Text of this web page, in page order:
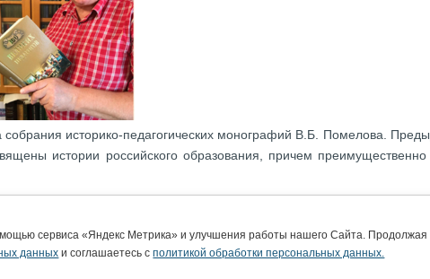
историко-педагогических монографий В.Б. Помелова.
истории российского образования, причем
публикуются в научной печати. Все тома серии
серии можно в библиотеке ВятГУ или в библиотеке имени А.И.
ВятГУ», страничка «Монографии»).
сервиса «Яндекс Метрика» и улучшения работы нашего Сайта. Продолжая
данных и соглашаетесь сполитикой обработки персональных данных.